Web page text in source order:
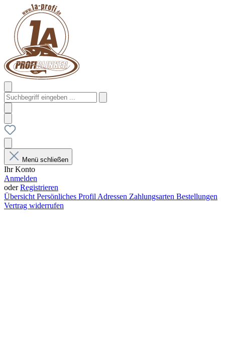
Menü schließen
Ihr Konto
Anmelden
oderRegistrieren
Übersicht Persönliches Profil Adressen Zahlungsarten Bestellungen
Vertrag widerrufen